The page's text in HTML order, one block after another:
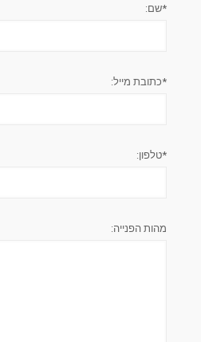
*שם:
*כתובת מייל:
*טלפון:
מהות הפנייה: